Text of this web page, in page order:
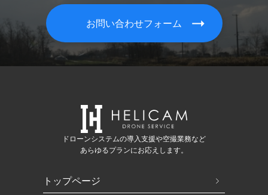
お問い合わせフォーム
ドローンシステムの導入支援や空撮業務など
あらゆるプランにお応えします。
トップページ